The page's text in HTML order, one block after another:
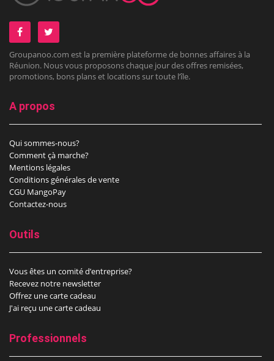
Groupanoo.com est la première plateforme de bonnes affaires à la
Réunion. Nous vous proposons chaque jour des offres remisées,
promotions, bons plans et locations sur toute l’île.
A propos
Qui sommes-nous?
Comment çà marche?
Mentions légales
Conditions générales de vente
CGU MangoPay
Contactez-nous
Outils
Vous êtes un comité d’entreprise?
Recevez notre newsletter
Offrez une carte cadeau
J'ai reçu une carte cadeau
Professionnels